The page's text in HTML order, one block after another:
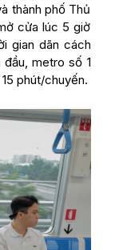
thành phố Thủ
cửa lúc 5 giờ
gian dãn cách
đầu, metro số 1
phút/chuyến.